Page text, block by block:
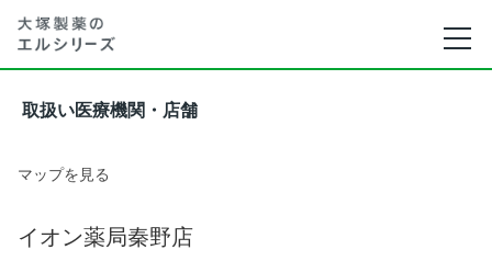
取扱い医療機関・店舗
マップを見る
イオン薬局秦野店